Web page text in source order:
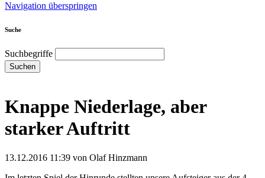
Navigation überspringen
Suche
Suchbegriffe
Suchen
Knappe Niederlage, aber
starker Auftritt
13.12.2016 11:39 von Olaf Hinzmann